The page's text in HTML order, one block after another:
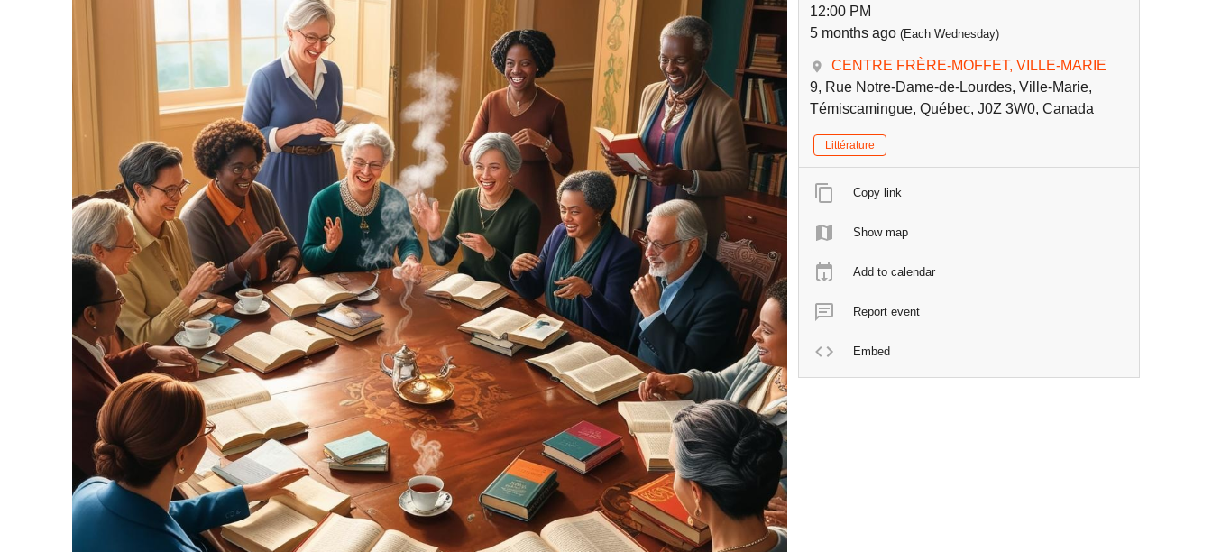
12:00 PM
5 months ago (Each Wednesday)
CENTRE FRÈRE-MOFFET, VILLE-MARIE
9, Rue Notre-Dame-de-Lourdes, Ville-Marie,
Témiscamingue, Québec, J0Z 3W0, Canada
Littérature
Copy link
Show map
Add to calendar
Report event
Embed